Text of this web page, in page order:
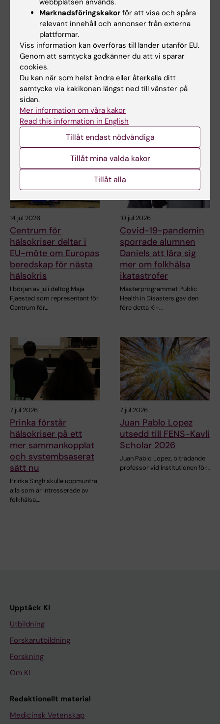
23 jul 2026
KI-forskare bidrar till
nya WHO-riktlinjer
för att förebygga
demens
Professor Miia Kivipelto och
flera forskare vid Karolinska
Institutet har…
14 jul 2026
hälsokriser deltar i
EU-möte om Europas
beredskap för nästa
hälsokris
Centrum för…
14 jul 2026
Centrum för
hälsokriser deltar i
EU-möte om Europas
beredskap för nästa
hälsokris
I början av juli deltog Maja
Fjaestad som representant för
Centrum för…
10 jul 2026
Covid-19-pandemin
sporrade alumnen
Daniels att lära sig
mer om folkhälsa
ikatastrofer
Masterprogrammet Public
Health in Disasters gav den
före detta KI-…
7 jul 2026
Prinka förstår
hälsokriser på ett
mer sammankopplat
och systembsaserat
sätt nu
Prinka Singh skulle uppmuntra
alla som är intresserade av
folkhälsa,…
7 jul 2026
Juan Pablo Lopez
utsedd till FENS-Kavli
Scholar 2026
Juan Pablo Lopez, biträdande
professor vid Institutionen för…
Upptäck KI
Utbildning
Forskarutbildning
Forskning
Om KI
Redaktionellt material
Medicinsk Vetenskap
Marknadsföringskakor för att visa och spåra
relevant innehåll och annonser från externa
plattformar.
Viss information kan överföras till länder utanför EU.
Genom att samtycka godkänner du att vi sparar
cookies.
Du kan när som helst ändra eller återkalla ditt
samtycke via kakikonen längst ned till vänster på
sidan.
Mer information om våra kakor
Read this information in English
Tillåt endast nödvändiga
Tillåt mina valda kakor
Tillåt alla